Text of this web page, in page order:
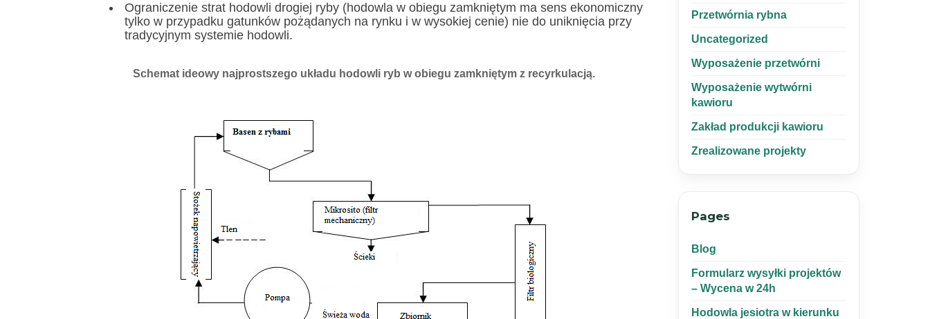
Ograniczenie strat hodowli drogiej ryby (hodowla w obiegu zamkniętym ma sens ekonomiczny
tylko w przypadku gatunków pożądanych na rynku i w wysokiej cenie) nie do uniknięcia przy
tradycyjnym systemie hodowli.
Schemat ideowy najprostszego układu hodowli ryb w obiegu zamkniętym z recyrkulacją.
Przetwórnia rybna
Uncategorized
Wyposażenie przetwórni
Wyposażenie wytwórni
kawioru
Zakład produkcji kawioru
Zrealizowane projekty
Pages
Blog
Formularz wysyłki projektów
– Wycena w 24h
Hodowla jesiotra w kierunku